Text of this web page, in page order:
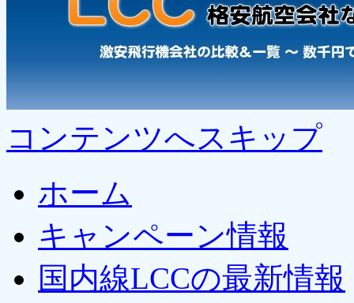
コンテンツへスキップ
ホーム
キャンペーン情報
国内線LCCの最新情報